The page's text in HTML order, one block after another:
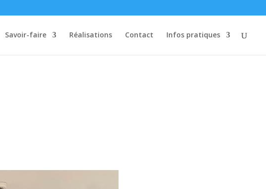
Savoir-faire Réalisations Contact Infos pratiques